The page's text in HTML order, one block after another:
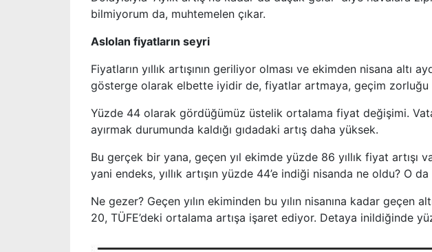
bilmiyorum da, muhtemelen çıkar.
Aslolan fiyatların seyri
Fiyatların yıllık artışının geriliyor olması ve ekimden nisana altı
gösterge olarak elbette iyidir de, fiyatlar artmaya, geçim zorluğu
Yüzde 44 olarak gördüğümüz üstelik ortalama fiyat değişimi.
ayırmak durumunda kaldığı gıdadaki artış daha yüksek.
Bu gerçek bir yana, geçen yıl ekimde yüzde 86 yıllık fiyat artışı
yani endeks, yıllık artışın yüzde 44’e indiği nisanda ne oldu? O
Ne gezer? Geçen yılın ekiminden bu yılın nisanına kadar geçen
20, TÜFE’deki ortalama artışa işaret ediyor. Detaya inildiğinde